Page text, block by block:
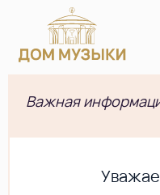
Важная